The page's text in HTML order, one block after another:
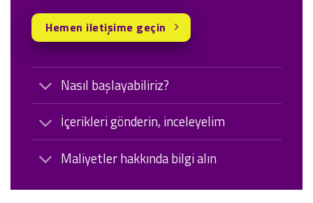
Nasıl başlayabiliriz?
İçerikleri gönderin, inceleyelim
Maliyetler hakkında bilgi alın
Hemen iletişime geçin